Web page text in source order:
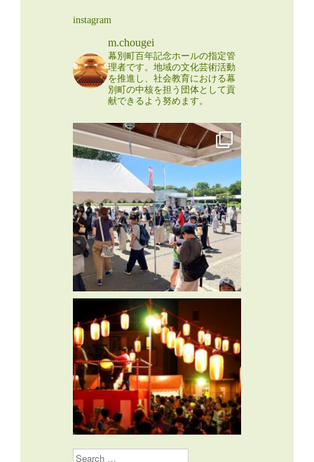
instagram
m.chougei
幕別町百年記念ホールの指定管
理者です。地域の文化芸術活動
を推進し、社会教育における幕
別町の中核を担う団体として貢
献できるよう努めます。
Search